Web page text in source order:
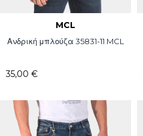
MCL
Ανδρική μπλούζα 35831-11 MCL
35,00 €